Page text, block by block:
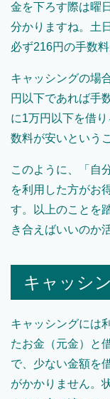
金を下ろす際は曜
分かりますね。土
必ず216円の手数
キャッシングの場
円以下であれば手
に1万円以下を借
数料が安いという
このように、「自
を利用した方がお
す。以上のことを
き合えばいいのか
キャッシ
キャッシングには
たお金（元金）と
で、少ない金額を
がかかりません。